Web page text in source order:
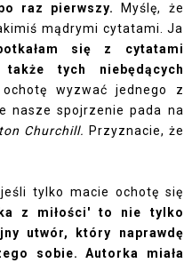
raz pierwszy.
Myślę, że
mądrymi cytatami. Ja
się z cytatami
tych niebędących
wyzwać jednego z
nasze spojrzenie pada na
Churchill. Przyznacie, że
tylko macie ochotę się
z miłości' to nie tylko
utwór, który naprawdę
sobie. Autorka miała